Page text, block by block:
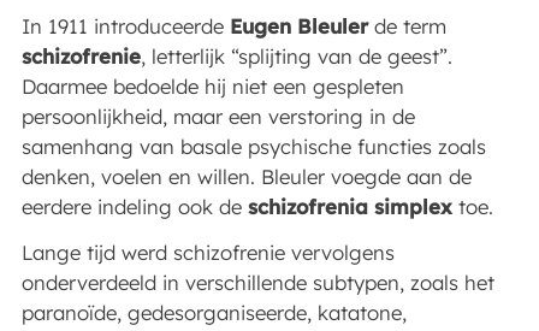
In 1911 introduceerde Eugen Bleulerde term
schizofrenie, letterlijk “splijting van de geest”.
Daarmee bedoelde hij niet een gespleten
persoonlijkheid, maar een verstoring in de
samenhang van basale psychische functies zoals
denken, voelen en willen. Bleuler voegde aan de
eerdere indeling ook de schizofrenia simplextoe.
Lange tijd werd schizofrenie vervolgens
onderverdeeld in verschillende subtypen, zoals het
paranoïde, gedesorganiseerde, katatone,